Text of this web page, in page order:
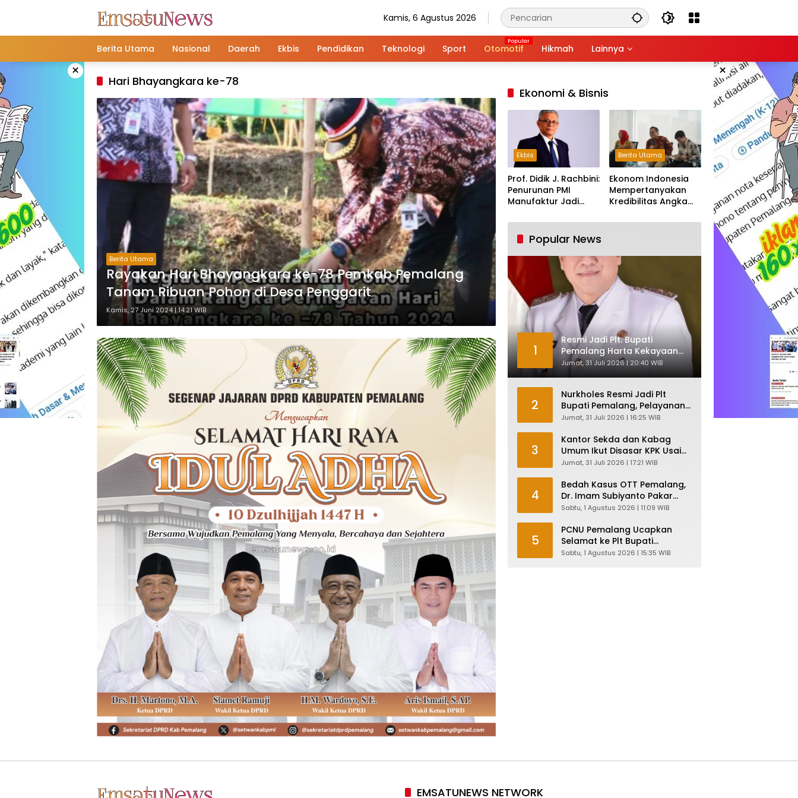
Kamis, 6 Agustus 2026
Berita Utama Nasional Daerah Ekbis Pendidikan Teknologi Sport Otomotif Hikmah Lainnya
× ×
Hari Bhayangkara ke-78
Berita Utama
Rayakan Hari Bhayangkara ke-78 Pemkab Pemalang
Tanam Ribuan Pohon di Desa Penggarit
Kamis, 27 Juni 2024 | 14:21 WIB
Ekonomi & Bisnis
Ekbis
Prof. Didik J. Rachbini:
Penurunan PMI
Manufaktur Jadi
Industri Nasional
Berita Utama
Ekonom Indonesia
Mempertanyakan
Kredibilitas Angka
Tumbuh Tapi Rapuh
Popular News
1
Resmi Jadi Plt. Bupati
Pemalang Harta Kekayaan
Nurkholes Sentuh Rp 12 Miliar
Jumat, 31 Juli 2026 | 20:40 WIB
2
Nurkholes Resmi Jadi Plt
Bupati Pemalang, Pelayanan
Publik Dijamin Tetap Lancar
Jumat, 31 Juli 2026 | 16:25 WIB
3
Kantor Sekda dan Kabag
Umum Ikut Disasar KPK Usai
Geledah Kantor Bupati
Jumat, 31 Juli 2026 | 17:21 WIB
4
Bedah Kasus OTT Pemalang,
Dr. Imam Subiyanto Pakar
Hukum Ungkap Teori
Sabtu, 1 Agustus 2026 | 11:09 WIB
5
PCNU Pemalang Ucapkan
Selamat ke Plt Bupati
Nurkholes: Pemimpin Adalah
Sabtu, 1 Agustus 2026 | 15:35 WIB
EMSATUNEWS NETWORK